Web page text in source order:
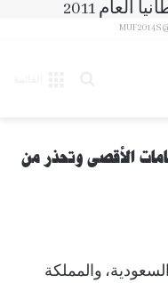
2011
الأقصى وتحذر من
والمملكة